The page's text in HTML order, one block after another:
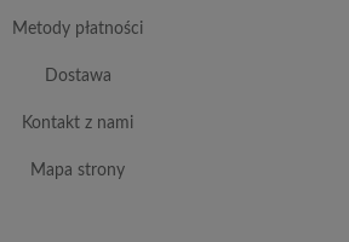
metody płatności
dostawa
kontakt z nami
mapa strony